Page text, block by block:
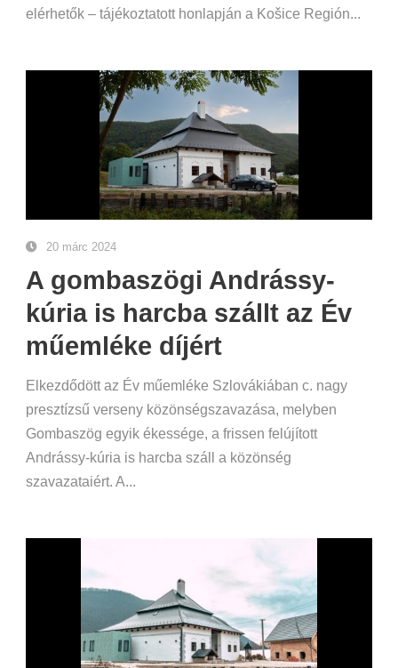
elérhetők – tájékoztatott honlapján a Košice Región...
20 márc 2024
A gombaszögi Andrássy-
kúria is harcba szállt az Év
műemléke díjért
Elkezdődött az Év műemléke Szlovákiában c. nagy
presztízsű verseny közönségszavazása, melyben
Gombaszög egyik ékessége, a frissen felújított
Andrássy-kúria is harcba száll a közönség
szavazataiért. A...